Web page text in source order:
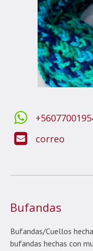
correo
Bufandas
Bufandas/Cuellos
bufandas hechas con